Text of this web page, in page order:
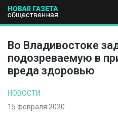
ПОЛИТИКА
Во Владивостоке
подозреваемую в
вреда здоровью
НОВОСТИ
15 февраля 2020